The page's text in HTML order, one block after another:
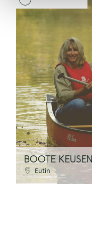
BOOTE KEUSEN
Eutin